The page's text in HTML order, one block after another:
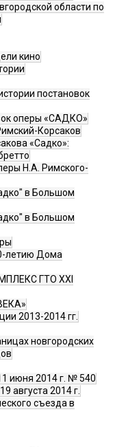
области по
кино
постановок
оперы «САДКО»
Корсаков
«Садко»:
Н.А. Римского-
в Большом
в Большом
летию Дома
ГТО XXI
2013-2014 гг.
новгородских
июня 2014 г. № 540
августа 2014 г.
съезда в